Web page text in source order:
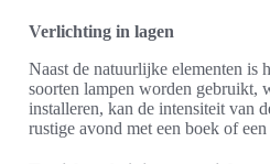
Verlichting in lagen
Naast de natuurlijke elementen is
soorten lampen worden gebruikt,
installeren, kan de intensiteit van
rustige avond met een boek of